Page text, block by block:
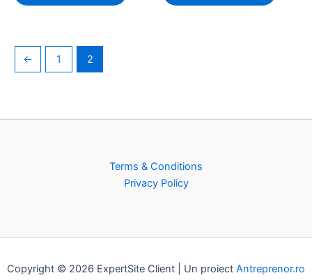
← 1 2
Terms & Conditions
Privacy Policy
Copyright © 2026 ExpertSite Client | Un proiect Antreprenor.ro